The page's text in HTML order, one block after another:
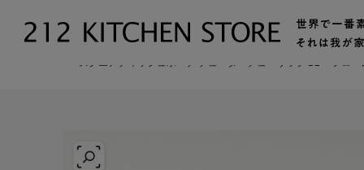
トップ
【公式】212 KITCHEN STORE（トゥーワントゥーキッチン
スクエアティッシュポーチ チューダーチューリップ BL ＜フロ